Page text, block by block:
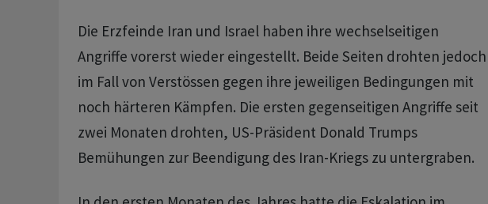
Die Erzfeinde Iran und Israel haben ihre wechselseitigen
Angriffe vorerst wieder eingestellt. Beide Seiten drohten jedoch
im Fall von Verstössen gegen ihre jeweiligen Bedingungen mit
noch härteren Kämpfen. Die ersten gegenseitigen Angriffe seit
zwei Monaten drohten, US-Präsident Donald Trumps
Bemühungen zur Beendigung des Iran-Kriegs zu untergraben.